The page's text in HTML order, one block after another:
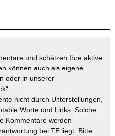
und schätzen Ihre aktive
können auch als eigene
oder in unserer
nicht durch Unterstellungen,
Worte und Links. Solche
Kommentare werden
bei TE liegt. Bitte